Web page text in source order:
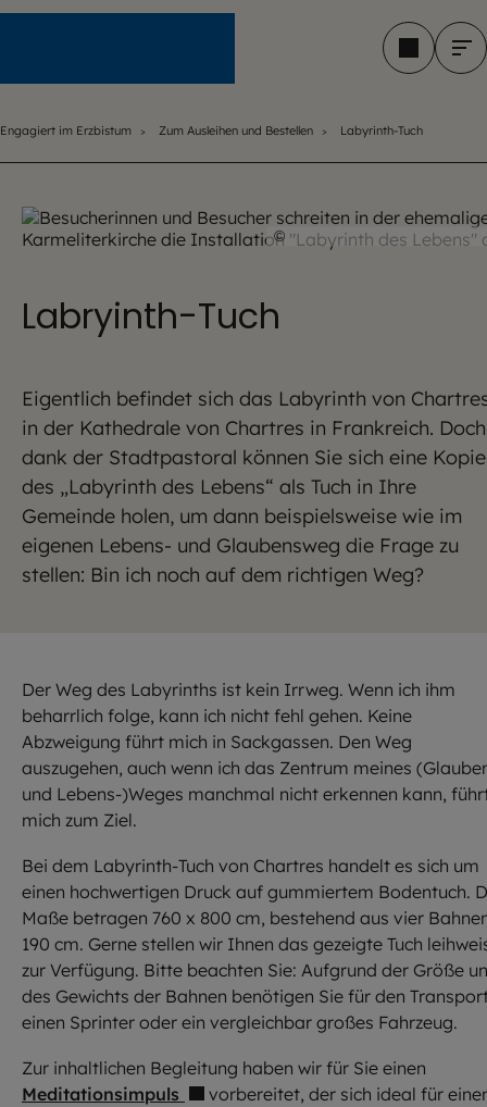
Engagiert im Erzbistum Zum Ausleihen und Bestellen Labyrinth-Tuch
© Dominque Meyer-Cordier
Labryinth-Tuch
Eigentlich befindet sich das Labyrinth von
in der Kathedrale von Chartres in Frankreich. Doch
dank der Stadtpastoral können Sie sich eine Kopie
des „Labyrinth des Lebens“ als Tuch in Ihre
Gemeinde holen, um dann beispielsweise wie im
eigenen Lebens- und Glaubensweg die Frage zu
stellen: Bin ich noch auf dem richtigen Weg?
Der Weg des Labyrinths ist kein Irrweg. Wenn ich ihm
beharrlich folge, kann ich nicht fehl gehen. Keine
Abzweigung führt mich in Sackgassen. Den Weg
auszugehen, auch wenn ich das Zentrum meines
und Lebens-)Weges manchmal nicht erkennen kann,
mich zum Ziel.
Bei dem Labyrinth-Tuch von Chartres handelt es sich um
einen hochwertigen Druck auf gummiertem Bodentuch.
Maße betragen 760 x 800 cm, bestehend aus vier
190 cm. Gerne stellen wir Ihnen das gezeigte Tuch
zur Verfügung. Bitte beachten Sie: Aufgrund der Größe
des Gewichts der Bahnen benötigen Sie für den
einen Sprinter oder ein vergleichbar großes Fahrzeug.
Zur inhaltlichen Begleitung haben wir für Sie einen
Meditationsimpuls
vorbereitet, der sich ideal für